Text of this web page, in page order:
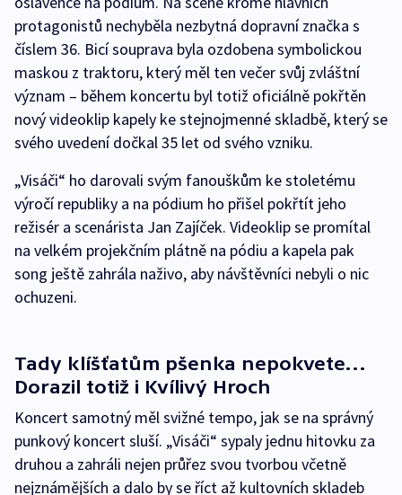
protagonistů nechyběla nezbytná dopravní značka s
číslem 36. Bicí souprava byla ozdobena symbolickou
maskou z traktoru, který měl ten večer svůj zvláštní
význam – během koncertu byl totiž oficiálně pokřtěn
nový videoklip kapely ke stejnojmenné skladbě, který se
svého uvedení dočkal 35 let od svého vzniku.
„Visáči“ ho darovali svým fanouškům ke stoletému
výročí republiky a na pódium ho přišel pokřtít jeho
režisér a scenárista Jan Zajíček. Videoklip se promítal
na velkém projekčním plátně na pódiu a kapela pak
song ještě zahrála naživo, aby návštěvníci nebyli o nic
ochuzeni.
Tady klíšťatům pšenka nepokvete…
Dorazil totiž i Kvílivý Hroch
Koncert samotný měl svižné tempo, jak se na správný
punkový koncert sluší. „Visáči“ sypaly jednu hitovku za
druhou a zahráli nejen průřez svou tvorbou včetně
nejznámějších a dalo by se říct až kultovních skladeb